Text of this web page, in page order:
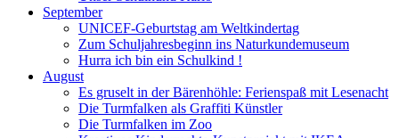
September
UNICEF-Geburtstag am Weltkindertag
Zum Schuljahresbeginn ins Naturkundemuseum
Hurra ich bin ein Schulkind !
August
Es gruselt in der Bärenhöhle: Ferienspaß mit Lesenacht
Die Turmfalken als Graffiti Künstler
Die Turmfalken im Zoo